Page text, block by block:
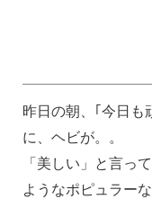
昨日の朝、｢今日も
に、ヘビが。。
「美しい」と言っ
ようなポピュラー